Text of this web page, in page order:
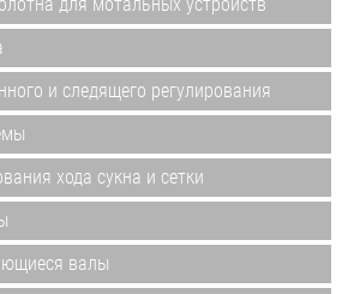
и следящего регулирования
хода сукна и сетки
валы